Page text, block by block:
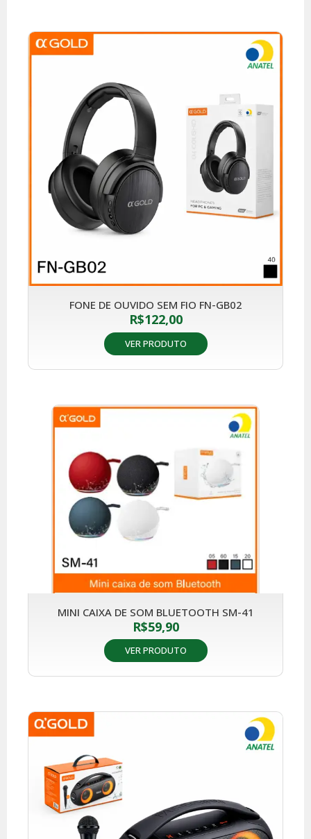
FONE DE OUVIDO SEM FIO FN-GB02
R$122,00
VER PRODUTO
MINI CAIXA DE SOM BLUETOOTH SM-41
R$59,90
VER PRODUTO